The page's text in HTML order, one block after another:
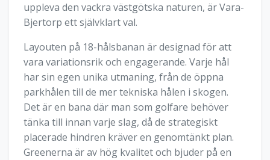
uppleva den vackra västgötska naturen, är Vara-
Bjertorp ett självklart val.
Layouten på 18-hålsbanan är designad för att
vara variationsrik och engagerande. Varje hål
har sin egen unika utmaning, från de öppna
parkhålen till de mer tekniska hålen i skogen.
Det är en bana där man som golfare behöver
tänka till innan varje slag, då de strategiskt
placerade hindren kräver en genomtänkt plan.
Greenerna är av hög kvalitet och bjuder på en